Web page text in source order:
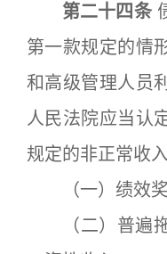
第二十四条
第一款规定的情
和高级管理人员
人民法院应当认
规定的非正常收入
（一）绩效奖
（二）普遍拖